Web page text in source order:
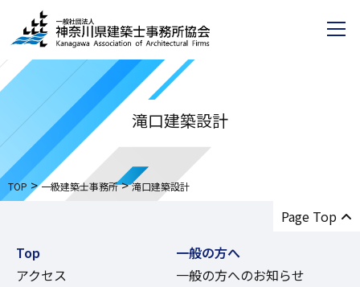
滝口建築設計
TOP >一級建築士事務所>滝口建築設計
Page Top
Top
アクセス
一般の方へ
一般の方へのお知らせ